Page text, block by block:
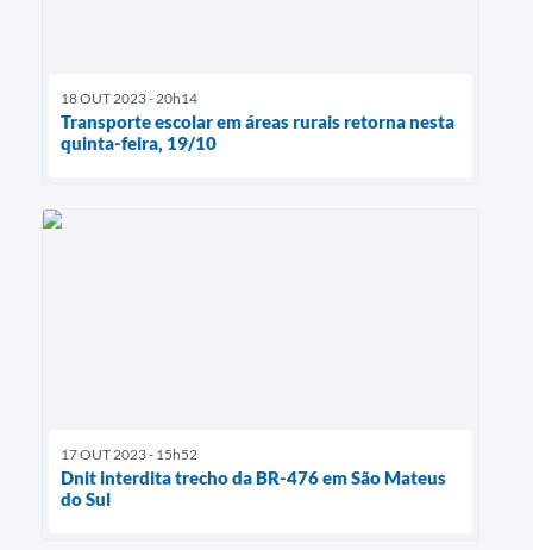
18 OUT 2023 - 20h14
Transporte escolar em áreas rurais retorna nesta
quinta-feira, 19/10
17 OUT 2023 - 15h52
Dnit interdita trecho da BR-476 em São Mateus
do Sul